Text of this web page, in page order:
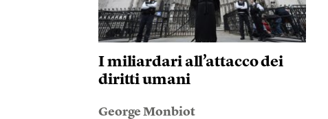
I miliardari all’attacco dei
diritti umani
George Monbiot